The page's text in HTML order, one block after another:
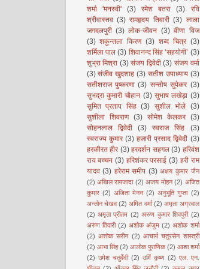
शर्मा 'मनस्वी'
(3) रमेश बतरा (3)
रवि
श्रीवास्तव (3) रामहृदय तिवारी (3) लाला
जगदलपुरी (3) लोक-जीवन (3) वीणा विज
(3) शकुन्तला किरण (3) शब्द चित्र (3)
शर्मिला पाल (3) शिवानन्द सिंह ‘सहयोगी’ (3)
शुभ्रा मिश्रा (3) संजय द्विवेदी (3) संजय वर्मा
(3) संजीव खुदशाह (3) सतीश उपाध्याय (3)
सतीशराज पुष्करणा (3) सन्तोष सुपेकर (3)
सुभद्रा कुमारी चौहान (3) सुभाष लखेड़ा (3)
सुमित प्रताप सिंह (3) सुशील भोले (3)
सुशीला शिवराण
(3) सोमेश केलकर
(3)
सोहनलाल द्विवेदी
(3) स्वराज सिंह
(3)
स्वराज्य कुमार (3) हजारी प्रसाद द्विवेदी (3)
हरकीरत हीर (3) हरदर्शन सहगल (3) हरिवंश
राय बच्चन (3) हरिशंकर परसाई (3) हरी राम
यादव (3) हरेराम समीप (3) अक्षय कुमार जैन
(2) अखिल रायजादा (2) अजय मोहन (2) अजित
कुमार (2) अजिता मेनन (2) अनुभूति गुप्ता (2)
अन्तोन चेखव (2) अमित वर्मा (2) अमृता अग्रवाल
(2) अमृता प्रीतम (2) अरुण कुमार शिवपुरी (2)
अरुण तिवारी (2) अशोक अंजुम (2) अशोक शर्मा
(2) अशोक सरीन (2) आचार्य चतुरसेन शास्त्री
(2) आभा सिंह (2) आलोक पुराणिक (2) आशा शर्मा
(2) उमेश चतुर्वेदी (2) उर्मि कृष्ण (2) एल. एन.